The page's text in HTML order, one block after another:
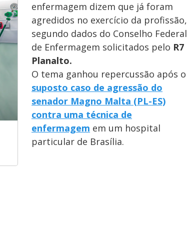
enfermagem dizem que já foram
agredidos no exercício da profissão,
segundo dados do Conselho Federal
de Enfermagem solicitados pelo R7
Planalto.
O tema ganhou repercussão após o
suposto caso de agressão do
senador Magno Malta (PL-ES)
contra uma técnica de
enfermagem em um hospital
particular de Brasília.